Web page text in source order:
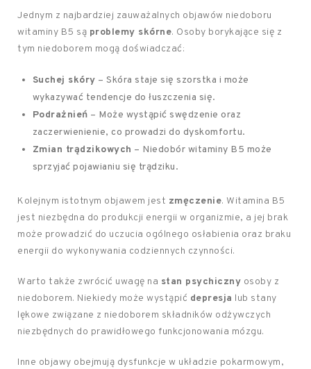
Jednym z najbardziej zauważalnych objawów niedoboru
witaminy B5 są problemy skórne. Osoby borykające się z
tym niedoborem mogą doświadczać:
Suchej skóry – Skóra staje się szorstka i może
wykazywać tendencje do łuszczenia się.
Podrażnień – Może wystąpić swędzenie oraz
zaczerwienienie, co prowadzi do dyskomfortu.
Zmian trądzikowych – Niedobór witaminy B5 może
sprzyjać pojawianiu się trądziku.
Kolejnym istotnym objawem jest zmęczenie. Witamina B5
jest niezbędna do produkcji energii w organizmie, a jej brak
może prowadzić do uczucia ogólnego osłabienia oraz braku
energii do wykonywania codziennych czynności.
Warto także zwrócić uwagę na stan psychiczny osoby z
niedoborem. Niekiedy może wystąpić depresja lub stany
lękowe związane z niedoborem składników odżywczych
niezbędnych do prawidłowego funkcjonowania mózgu.
Inne objawy obejmują dysfunkcje w układzie pokarmowym,